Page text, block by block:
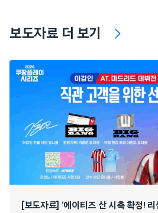
보도자료 더 보기
[보도자료] ‘에이티즈 산 시축 확정! 리